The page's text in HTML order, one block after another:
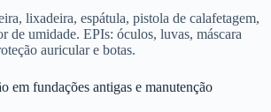
lixadeira, espátula, pistola de calafetagem,
de umidade. EPIs: óculos, luvas, máscara
auricular e botas.
em fundações antigas e manutenção